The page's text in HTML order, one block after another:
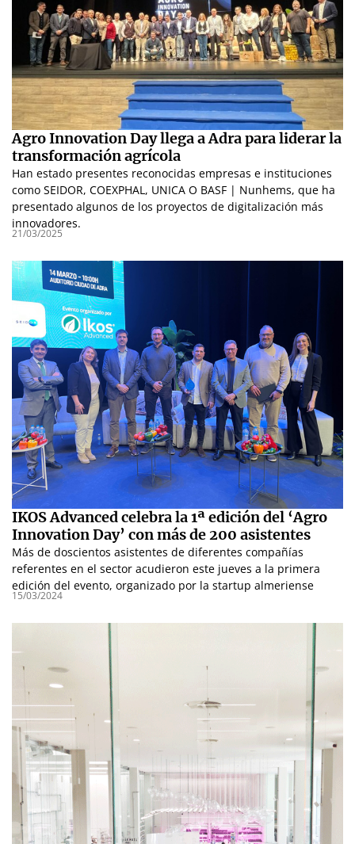
Agro Innovation Day llega a Adra para liderar la
transformación agrícola
Han estado presentes reconocidas empresas e instituciones
como SEIDOR, COEXPHAL, UNICA O BASF | Nunhems, que ha
presentado algunos de los proyectos de digitalización más
innovadores.
21/03/2025
IKOS Advanced celebra la 1ª edición del ‘Agro
Innovation Day’ con más de 200 asistentes
Más de doscientos asistentes de diferentes compañías
referentes en el sector acudieron este jueves a la primera
edición del evento, organizado por la startup almeriense
15/03/2024